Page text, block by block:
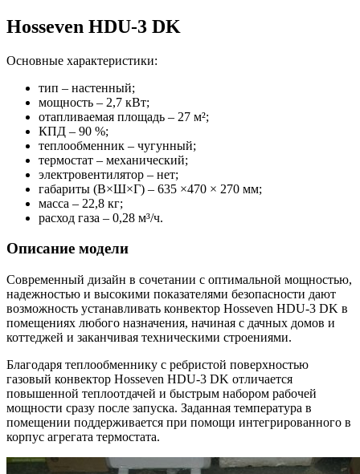
Hosseven HDU-3 DK
Основные характеристики:
тип – настенный;
мощность – 2,7 кВт;
отапливаемая площадь – 27 м²;
КПД – 90 %;
теплообменник – чугунный;
термостат – механический;
электровентилятор – нет;
габариты (В×Ш×Г) – 635 ×470 × 270 мм;
масса – 22,8 кг;
расход газа – 0,28 м³/ч.
Описание модели
Современный дизайн в сочетании с оптимальной мощностью,
надежностью и высокими показателями безопасности дают
возможность устанавливать конвектор Hosseven HDU-3 DK в
помещениях любого назначения, начиная с дачных домов и
коттеджей и заканчивая техническими строениями.
Благодаря теплообменнику с ребристой поверхностью
газовый конвектор Hosseven HDU-3 DK отличается
повышенной теплоотдачей и быстрым набором рабочей
мощности сразу после запуска. Заданная температура в
помещении поддерживается при помощи интегрированного в
корпус агрегата термостата.